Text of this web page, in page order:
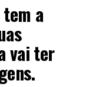
a
vai ter